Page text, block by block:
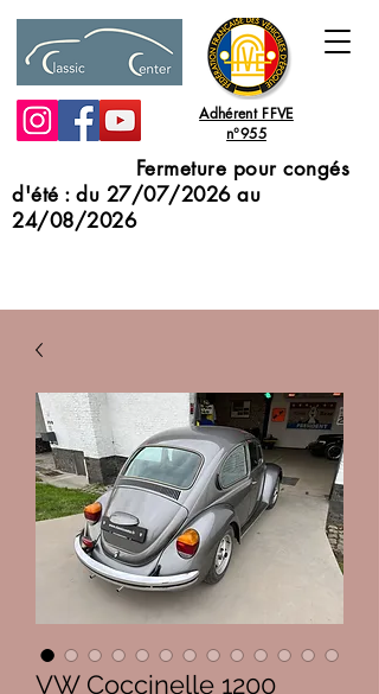
Adhérent FFVE
n°955
Fermeture pour congés
d'été : du 27/07/2026 au
24/08/2026
VW Coccinelle 1200